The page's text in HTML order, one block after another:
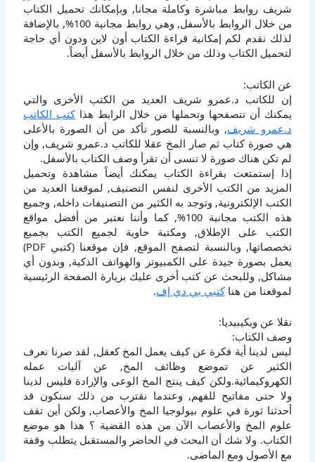
شريف روابط مباشرة وكاملة مجانا, وبإمكانك تحميل الكتاب
من خلال الروابط بالأسفل, وهي روابط مجانية 100%, بالإضافة
لذلك نقدم لكم إمكانية قراءة الكتاب أون لاين ودون أي حاجة
لتحميل الكتاب وذلك من خلال الروابط بالأسفل أيضاً.
عن الكاتب:
إن للكاتب د.عمرو شريف العديد من الكتب الأخرى والتي
يمكنك أن تتصفحها وتحملها من خلال الرابط هذاكتب الكاتب
د.عمرو شريف, وبالنسبة للصور تأكد من أن الصورة بالأعلى
هي صورة كتاب ثم صار المخ عقلا للكاتب د.عمرو شريف, وإن
لم تكن هناك صورة لا تنسى أن تقرأ وصف الكتاب بالأسفل.
إذا إستمتعت بقراءة الكتاب يمكنك أيضاً مشاهدة وتحميل
المزيد من الكتب الأخرى لنفس التصنيف, لموقعنا العديد من
الكتب الإلكترونية, وتوجد به الكثير من التصنيفات داخله, وجميع
هذه الكتب مجانية 100%, كما وأننا نعتبر من أفضل مواقع
الكتب على الإطلاق, ومكتبة حاوية لجميع الكتب بجميع
تخصصاتها, وبالنسبة لتصفح الموقع, فإن موقعنا (كتبي PDF)
يعمل بصورة جيدة على الكمبيوتر والهواتف الذكية, وبدون أي
مشاكل, وللبحث عن كتب أخرى عليك بزيارة الصفحة الرئيسية
لموقعنا من هناكتبي بي دي إف.
نقلا عن ويكيبيديا:
وصف الكتاب:
ليس لدينا أية فكرة عن كيف يعمل المخ كعقل, لقد صرنا نعرف
الكثير عن تموضع وظائف المخ, عن آليات عمله
الكهروكيمائية.ولكن كيف ينتج المخ الوعى والإرادة فليس لدينا
ولا حتى مفاتيح للفهم, وعندما نقترب من ذلك سنكون قد
أحدثنا ثورة في علوم بيولوجيا المخ والأعصاب, ولكن أين تقف
علوم المخ والأعصاب الآن من هذه القضية ؟ هذا هو موضع
الكتاب. ولا شك أن البحث في الحاضر والمستقبل يتطلب وقفة
مع الأصول ومع الماضى.